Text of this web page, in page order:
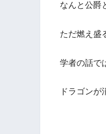
なんと公爵
ただ燃え盛
学者の話で
ドラゴン